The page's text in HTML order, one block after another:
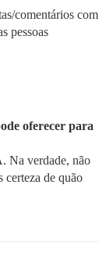
comentários com
pessoas
oferecer para
Na verdade, não
certeza de quão